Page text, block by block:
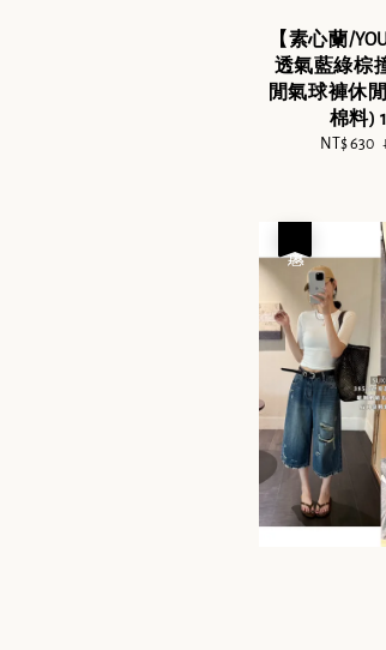
【素心蘭/
透氣藍綠棕
閒氣球褲休
棉料)
Sale
NT$ 630